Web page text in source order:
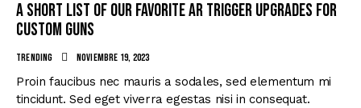
A short list of our favorite AR trigger upgrades for
custom guns
Trending noviembre 19, 2023
Proin faucibus nec mauris a sodales, sed elementum mi
tincidunt. Sed eget viverra egestas nisi in consequat.